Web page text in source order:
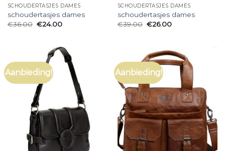
SCHOUDERTASJES DAMES
schoudertasjes dames
€36.00 €24.00
SCHOUDERTASJES DAMES
schoudertasjes dames
€39.00 €26.00
Aanbieding! Aanbieding!